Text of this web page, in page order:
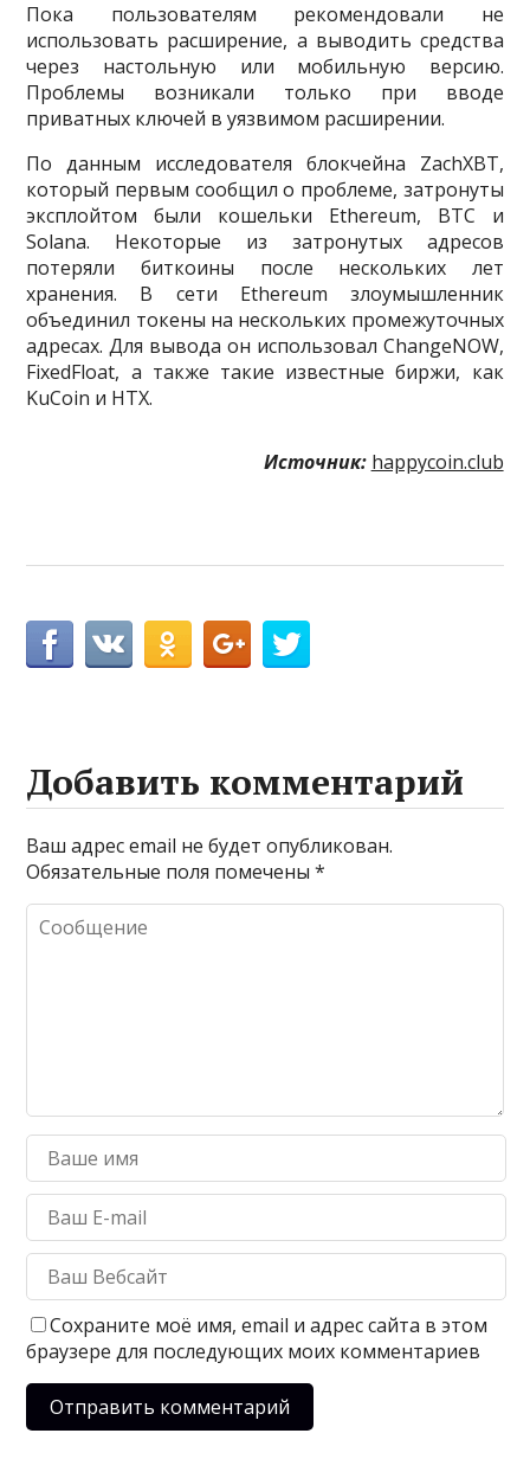
Пока пользователям рекомендовали не
использовать расширение, а выводить средства
через настольную или мобильную версию.
Проблемы возникали только при вводе
приватных ключей в уязвимом расширении.
По данным исследователя блокчейна ZachXBT,
который первым сообщил о проблеме, затронуты
эксплойтом были кошельки Ethereum, BTC и
Solana. Некоторые из затронутых адресов
потеряли биткоины после нескольких лет
хранения. В сети Ethereum злоумышленник
объединил токены на нескольких промежуточных
адресах. Для вывода он использовал ChangeNOW,
FixedFloat, а также такие известные биржи, как
KuCoin и HTX.
Источник: happycoin.club
Добавить комментарий
Ваш адрес email не будет опубликован.
Обязательные поля помечены*
Сохраните моё имя, email и адрес сайта в этом
браузере для последующих моих комментариев